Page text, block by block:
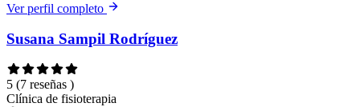
Ver perfil completo
Susana Sampil Rodríguez
5 (7 reseñas )
Clínica de fisioterapia